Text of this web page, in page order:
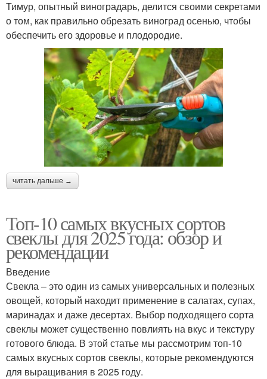
Тимур, опытный виноградарь, делится своими секретами
о том, как правильно обрезать виноград осенью, чтобы
обеспечить его здоровье и плодородие.
читать дальше →
Топ-10 самых вкусных сортов
свеклы для 2025 года: обзор и
рекомендации
Введение
Свекла – это один из самых универсальных и полезных
овощей, который находит применение в салатах, супах,
маринадах и даже десертах. Выбор подходящего сорта
свеклы может существенно повлиять на вкус и текстуру
готового блюда. В этой статье мы рассмотрим топ-10
самых вкусных сортов свеклы, которые рекомендуются
для выращивания в 2025 году.